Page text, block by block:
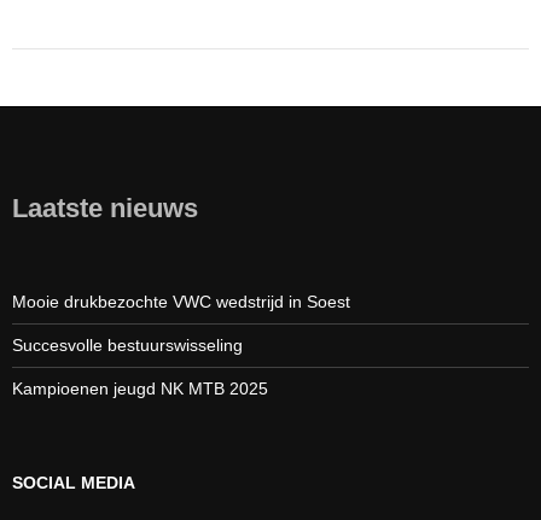
Laatste nieuws
Mooie drukbezochte VWC wedstrijd in Soest
Succesvolle bestuurswisseling
Kampioenen jeugd NK MTB 2025
SOCIAL MEDIA